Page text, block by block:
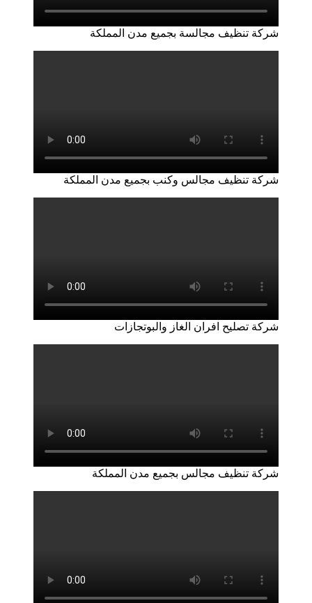
شركة تنظيف مجالسة بجميع مدن المملكة
شركة تنظيف مجالس وكنب بجميع مدن المملكة
شركة تصليح افران الغاز والبوتجازات
شركة تنظيف مجالس بجميع مدن المملكة